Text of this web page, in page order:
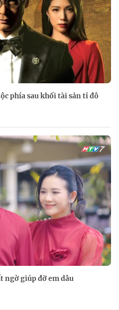
phía sau khối tài sản tỉ đô
ngờ giúp đỡ em dâu